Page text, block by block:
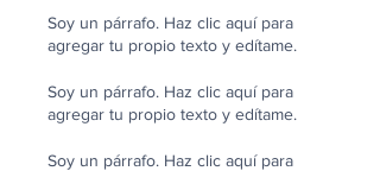
Soy un párrafo. Haz clic aquí para
agregar tu propio texto y edítame.
Soy un párrafo. Haz clic aquí para
agregar tu propio texto y edítame.
Soy un párrafo. Haz clic aquí para